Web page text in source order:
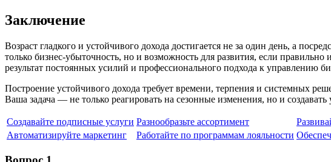
Заключение
Возраст гладкого и устойчивого дохода достигается не за один день, а
только бизнес-убыточность, но и возможность для развития, если
результат постоянных усилий и профессионального подхода к управлению
Построение устойчивого дохода требует времени, терпения и системных
Ваша задача — не только реагировать на сезонные изменения, но и
Создавайте подписные услуги Разнообразьте ассортимент
Автоматизируйте маркетинг
Работайте по программам лояльности